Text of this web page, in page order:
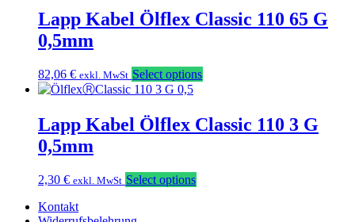
Lapp Kabel Ölflex Classic 110 65 G
0,5mm
82,06 € exkl. MwSt Select options
Lapp Kabel Ölflex Classic 110 3 G
0,5mm
2,30 € exkl. MwSt Select options
Kontakt